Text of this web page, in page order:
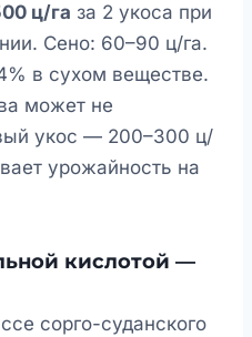
ц/га за 2 укоса при
Сено: 60–90 ц/га.
в сухом веществе.
может не
укос — 200–300 ц/
урожайность на
кислотой —
сорго-суданского